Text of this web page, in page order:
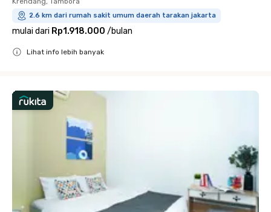
2.6 km dari rumah sakit umum daerah tarakan jakarta
mulai dari Rp1.918.000 /bulan
Lihat info lebih banyak